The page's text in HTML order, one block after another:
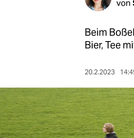
verlag
veranstaltungen
shop
von
Beim
Bier, Tee
20.2.2023